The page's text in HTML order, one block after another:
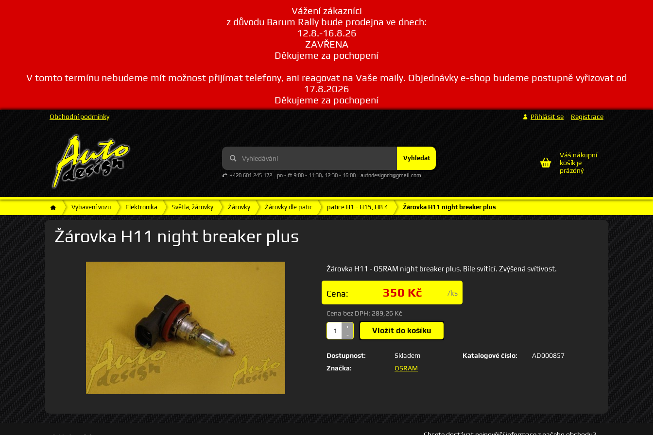
Vážení zákazníci
z důvodu Barum Rally bude prodejna ve dnech:
12.8.-16.8.26
ZAVŘENA
Děkujeme za pochopení
V tomto termínu nebudeme mít možnost přijímat telefony, ani reagovat na Vaše maily. Objednávky e-shop budeme postupně vyřizovat od
17.8.2026
Děkujeme za pochopení
Vyhledat
+420 601 245 172 po - čt 9:00 - 11:30, 12:30 - 16:00 autodesigncb@gmail.com
Obchodní podmínky Přihlásit se Registrace
Váš nákupní
košík je
prázdný
Vybavení vozu Elektronika Světla, žárovky Žárovky Žárovky dle patic patice H1 - H15, HB 4 Žárovka H11 night breaker plus
Žárovka H11 night breaker plus
Žárovka H11 - OSRAM night breaker plus. Bíle svítící. Zvýšená svítivost.
Cena: 350 Kč /ks
Cena bez DPH: 289,26 Kč
+
-
Vložit do košíku
Dostupnost:
Skladem
Značka:
OSRAM
Katalogové číslo: AD000857